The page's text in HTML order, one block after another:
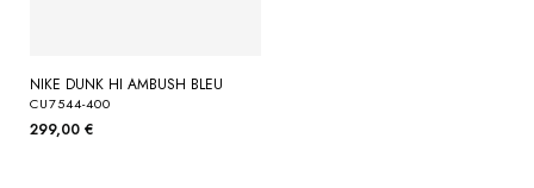
NIKE DUNK HI AMBUSH BLEU
CU7544-400
299,00 €